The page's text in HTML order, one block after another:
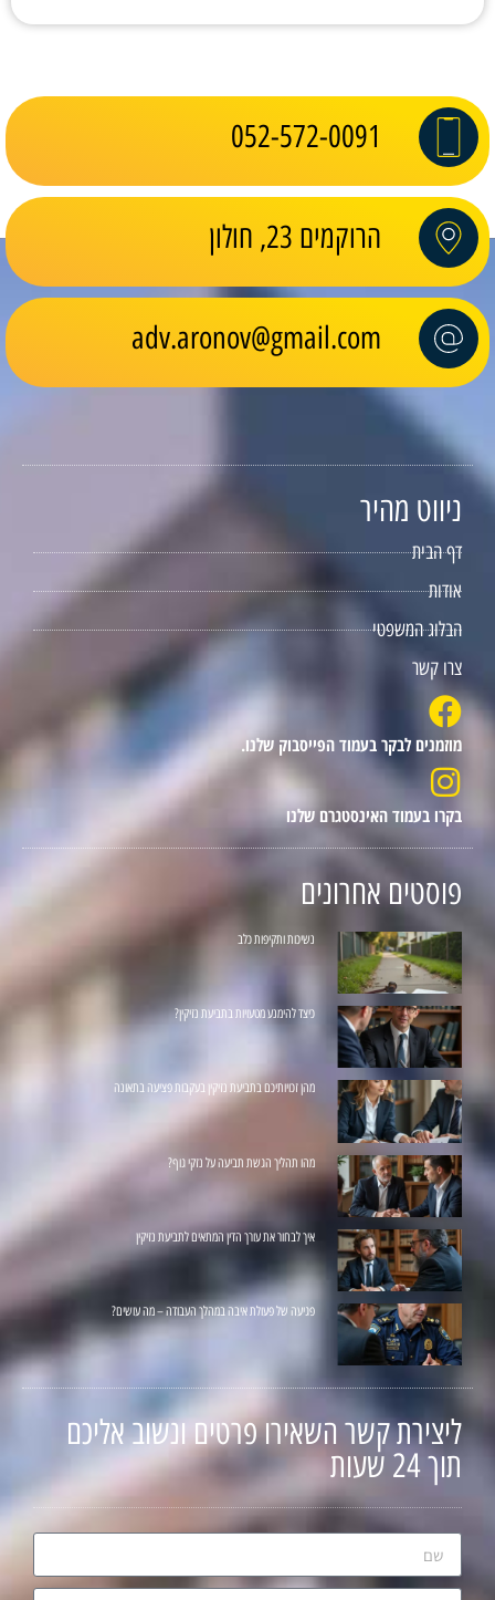
052-572-0091
הרוקמים 23, חולון
adv.aronov@gmail.com
ניווט מהיר
דף הבית
אודות
הבלוג המשפטי
צרו קשר
מוזמנים לבקר בעמוד הפייסבוק שלנו.
בקרו בעמוד האינסטגרם שלנו
פוסטים אחרונים
נשיכות ותקיפות כלב
כיצד להימנע מטעויות בתביעת נזיקין?
מהן זכויותיכם בתביעת נזיקין בעקבות פציעה בתאונה
מהו תהליך הגשת תביעה על נזקי גוף?
איך לבחור את עורך הדין המתאים לתביעת נזיקין
פגיעה של פעולת איבה במהלך העבודה – מה עושים?
ליצירת קשר השאירו פרטים ונשוב אליכם
תוך 24 שעות